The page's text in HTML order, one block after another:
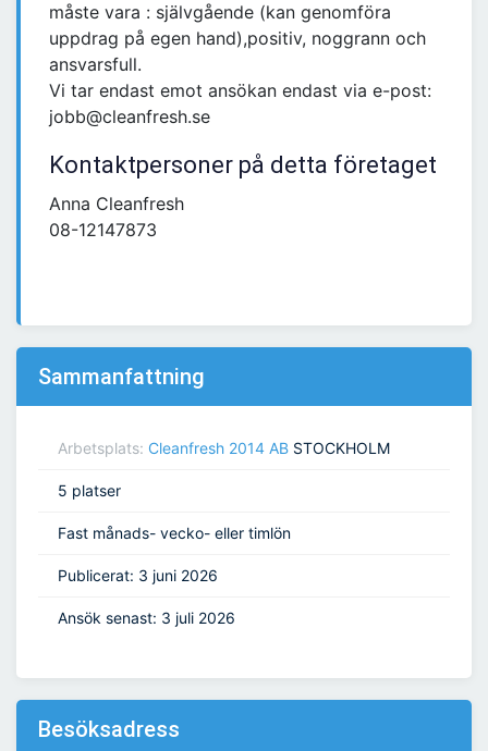
måste vara : självgående (kan genomföra
uppdrag på egen hand),positiv, noggrann och
ansvarsfull.
Vi tar endast emot ansökan endast via e-post:
jobb@cleanfresh.se
Kontaktpersoner på detta företaget
Anna Cleanfresh
08-12147873
Sammanfattning
Arbetsplats: Cleanfresh 2014 AB STOCKHOLM
5 platser
Fast månads- vecko- eller timlön
Publicerat: 3 juni 2026
Ansök senast: 3 juli 2026
Besöksadress